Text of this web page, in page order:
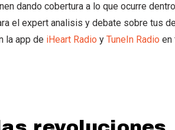
dando cobertura a lo que ocurre
el expert analisis y debate sobre tus
la app de iHeart Radio y TuneIn Radio en